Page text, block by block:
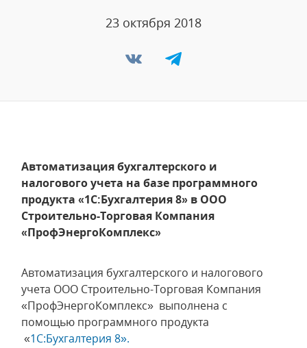
23 октября 2018
Автоматизация бухгалтерского и
налогового учета на базе программного
продукта «1С:Бухгалтерия 8» в ООО
Строительно-Торговая Компания
«ПрофЭнергоКомплекс»
Автоматизация бухгалтерского и налогового
учета ООО Строительно-Торговая Компания
«ПрофЭнергоКомплекс» выполнена с
помощью программного продукта
«1С:Бухгалтерия 8».